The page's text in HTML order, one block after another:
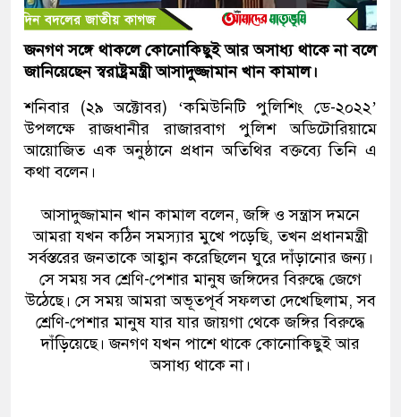
জনগণ সঙ্গে থাকলে কোনোকিছুই আর অসাধ্য থাকে না বলে
জানিয়েছেন স্বরাষ্ট্রমন্ত্রী আসাদুজ্জামান খান কামাল।
শনিবার (২৯ অক্টোবর) ‘কমিউনিটি পুলিশিং ডে-২০২২’
উপলক্ষে রাজধানীর রাজারবাগ পুলিশ অডিটোরিয়ামে
আয়োজিত এক অনুষ্ঠানে প্রধান অতিথির বক্তব্যে তিনি এ
কথা বলেন।
আসাদুজ্জামান খান কামাল বলেন, জঙ্গি ও সন্ত্রাস দমনে
আমরা যখন কঠিন সমস্যার মুখে পড়েছি, তখন প্রধানমন্ত্রী
সর্বস্তরের জনতাকে আহ্বান করেছিলেন ঘুরে দাঁড়ানোর জন্য।
সে সময় সব শ্রেণি-পেশার মানুষ জঙ্গিদের বিরুদ্ধে জেগে
উঠেছে। সে সময় আমরা অভূতপূর্ব সফলতা দেখেছিলাম, সব
শ্রেণি-পেশার মানুষ যার যার জায়গা থেকে জঙ্গির বিরুদ্ধে
দাঁড়িয়েছে। জনগণ যখন পাশে থাকে কোনোকিছুই আর
অসাধ্য থাকে না।